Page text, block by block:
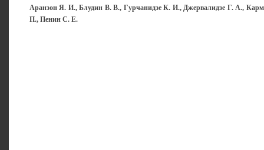
Аранзон Я. И., Блудин В. В., Гурчанидзе К. И., Джервалидзе Г. А.,
П., Пенин С. Е.